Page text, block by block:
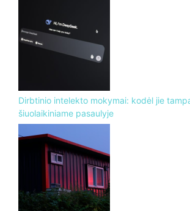
Dirbtinio intelekto mokymai: kodėl jie
šiuolaikiniame pasaulyje